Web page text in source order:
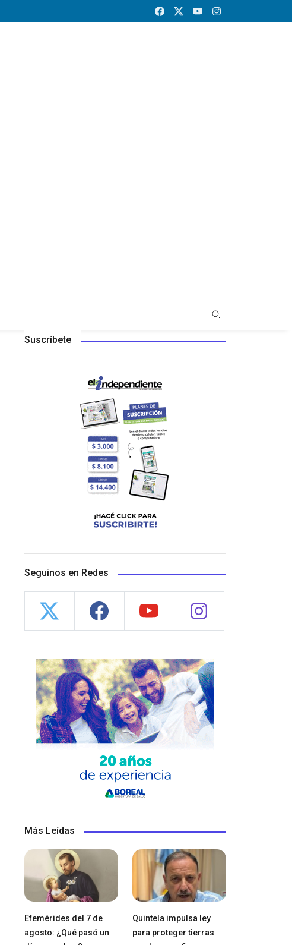
Suscríbete
Seguinos en Redes
Más Leídas
Efemérides del 7 de
agosto: ¿Qué pasó un
Quintela impulsa ley
para proteger tierras